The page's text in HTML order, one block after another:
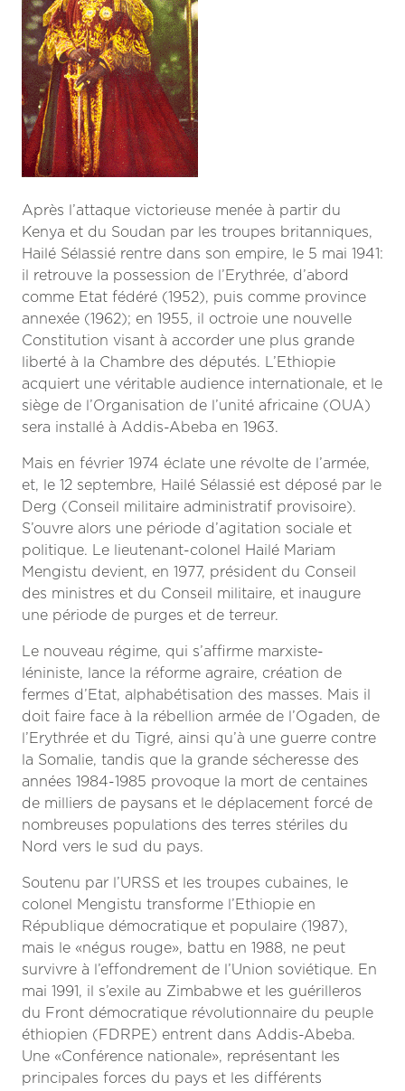
Après l’attaque victorieuse menée à partir du
Kenya et du Soudan par les troupes britanniques,
Hailé Sélassié rentre dans son empire, le 5 mai 1941:
il retrouve la possession de l’Erythrée, d’abord
comme Etat fédéré (1952), puis comme province
annexée (1962); en 1955, il octroie une nouvelle
Constitution visant à accorder une plus grande
liberté à la Chambre des députés. L’Ethiopie
acquiert une véritable audience internationale, et le
siège de l’Organisation de l’unité africaine (OUA)
sera installé à Addis-Abeba en 1963.
Mais en février 1974 éclate une révolte de l’armée,
et, le 12 septembre, Hailé Sélassié est déposé par le
Derg (Conseil militaire administratif provisoire).
S’ouvre alors une période d’agitation sociale et
politique. Le lieutenant-colonel Hailé Mariam
Mengistu devient, en 1977, président du Conseil
des ministres et du Conseil militaire, et inaugure
une période de purges et de terreur.
Le nouveau régime, qui s’affirme marxiste-
léniniste, lance la réforme agraire, création de
fermes d’Etat, alphabétisation des masses. Mais il
doit faire face à la rébellion armée de l’Ogaden, de
l’Erythrée et du Tigré, ainsi qu’à une guerre contre
la Somalie, tandis que la grande sécheresse des
années 1984-1985 provoque la mort de centaines
de milliers de paysans et le déplacement forcé de
nombreuses populations des terres stériles du
Nord vers le sud du pays.
Soutenu par l’URSS et les troupes cubaines, le
colonel Mengistu transforme l’Ethiopie en
République démocratique et populaire (1987),
mais le «négus rouge», battu en 1988, ne peut
survivre à l’effondrement de l’Union soviétique. En
mai 1991, il s’exile au Zimbabwe et les guérilleros
du Front démocratique révolutionnaire du peuple
éthiopien (FDRPE) entrent dans Addis-Abeba.
Une «Conférence nationale», représentant les
principales forces du pays et les différents